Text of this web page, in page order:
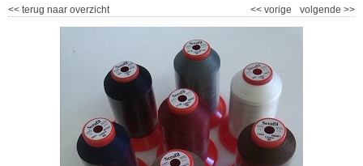
<< terug naar overzicht volgende >>
<< vorige